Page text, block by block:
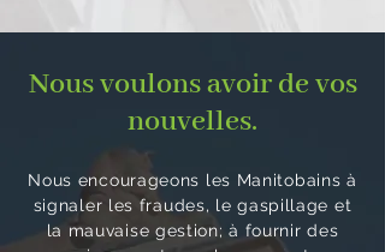
Nous voulons avoir de vos
nouvelles.
Nous encourageons les Manitobains à
signaler les fraudes, le gaspillage et
la mauvaise gestion; à fournir des